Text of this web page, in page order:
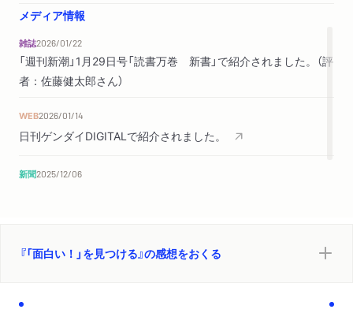
メディア情報
雑誌2026/01/22
「週刊新潮」1月29日号「読書万巻 新書」で紹介されました。（評
者：佐藤健太郎さん）
WEB2026/01/14
日刊ゲンダイDIGITALで紹介されました。
新聞2025/12/06
『「面白い！」を見つける』の感想をおくる